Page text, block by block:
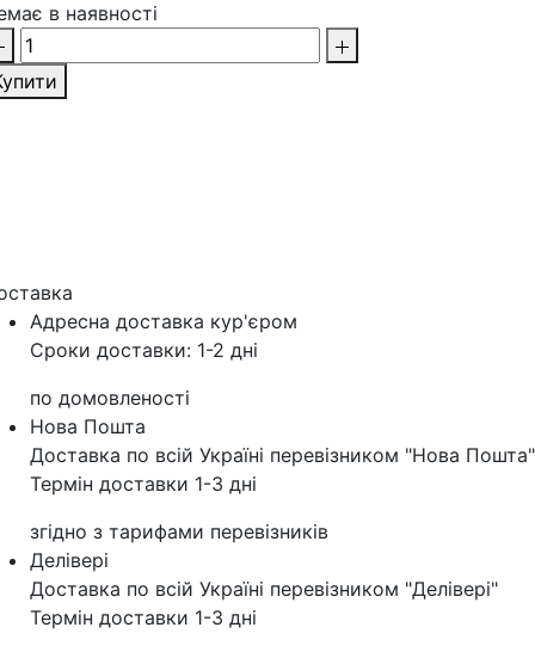
в наявності
Адресна доставка кур'‎єром
Сроки доставки: 1-2 дні
по домовленості
Нова Пошта
Доставка по всій Україні перевізником "Нова Пошта"
Термін доставки 1-3 дні
згідно з тарифами перевізників
Делівері
Доставка по всій Україні перевізником "Делівері"
Термін доставки 1-3 дні